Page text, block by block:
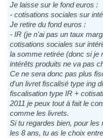
Je laisse sur le fond euros :
- cotisations sociales sur
Je retire du fond euros :
- IR (je n'ai pas un taux
cotisations sociales sur
la somme retirée (donc si je
intérêts produits ne va pas
Ce ne sera donc pas plus
d'un livret fiscalisé type ing
fiscalisation type IR +
2011 je peux tout à fait le
comme les livrets.
Si tu regardes bien, pour
les 8 ans, tu as le choix